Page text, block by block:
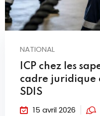
NATIONAL
ICP chez les
cadre juridique
SDIS
15 avril 2026